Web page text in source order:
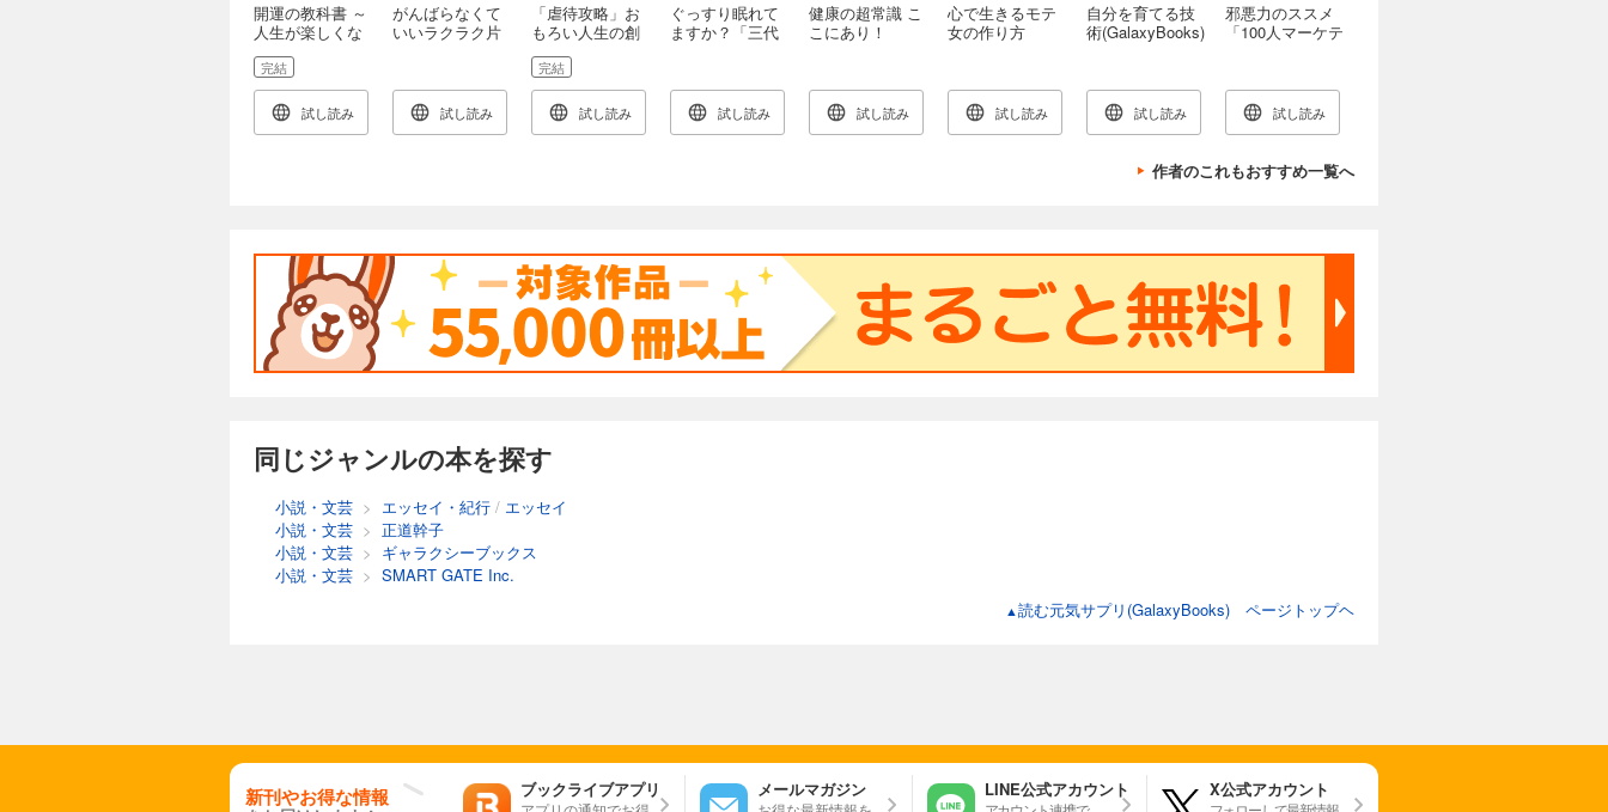
開運の教科書 ～
人生が楽しくな
るタロット数術
の使い方～
(GalaxyBooks)
完結
試し読み
がんばらなくて
いいラクラク片
ママの整理収納
術～
(GalaxyBooks)
試し読み
「虐待攻略」お
もろい人生の創
り方
(GalaxyBooks)
完結
試し読み
ぐっすり眠れて
ますか？「三代
(GalaxyBooks)
試し読み
健康の超常識 こ
こにあり！
試し読み
心で生きるモテ
女の作り方
試し読み
自分を育てる技
術(GalaxyBooks)
試し読み
邪悪力のススメ
「100人マーケテ
のための最新型
マーケティング
理論～
試し読み
作者のこれもおすすめ一覧へ
同じジャンルの本を探す
小説・文芸 > エッセイ・紀行 / エッセイ
小説・文芸 > 正道幹子
小説・文芸 > ギャラクシーブックス
小説・文芸 > SMART GATE Inc.
▲読む元気サプリ(GalaxyBooks) ページトップヘ
新刊やお得な情報 ブックライブアプリ メールマガジン LINE公式アカウント X公式アカウント